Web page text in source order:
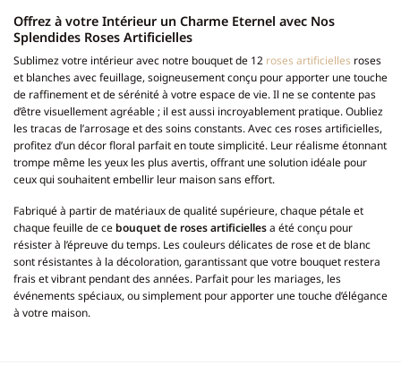
Offrez à votre Intérieur un Charme Eternel avec Nos
Splendides Roses Artificielles
Sublimez votre intérieur avec notre bouquet de 12 roses artificielles roses
et blanches avec feuillage, soigneusement conçu pour apporter une touche
de raffinement et de sérénité à votre espace de vie. Il ne se contente pas
d’être visuellement agréable ; il est aussi incroyablement pratique. Oubliez
les tracas de l’arrosage et des soins constants. Avec ces roses artificielles,
profitez d’un décor floral parfait en toute simplicité. Leur réalisme étonnant
trompe même les yeux les plus avertis, offrant une solution idéale pour
ceux qui souhaitent embellir leur maison sans effort.
Fabriqué à partir de matériaux de qualité supérieure, chaque pétale et
chaque feuille de ce bouquet de roses artificiellesa été conçu pour
résister à l’épreuve du temps. Les couleurs délicates de rose et de blanc
sont résistantes à la décoloration, garantissant que votre bouquet restera
frais et vibrant pendant des années. Parfait pour les mariages, les
événements spéciaux, ou simplement pour apporter une touche d’élégance
à votre maison.